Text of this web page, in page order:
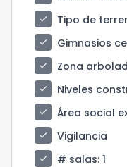
check
Tipo de
check
Gimnasios
check
Zona
check
Niveles
check
Área social
check
Vigilancia
check
# salas: 1